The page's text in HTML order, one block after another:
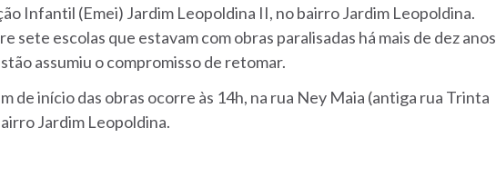
Infantil (Emei) Jardim Leopoldina II, no bairro Jardim Leopoldina.
sete escolas que estavam com obras paralisadas há mais de dez anos
assumiu o compromisso de retomar.
de início das obras ocorre às 14h, na rua Ney Maia (antiga rua Trinta
Jardim Leopoldina.